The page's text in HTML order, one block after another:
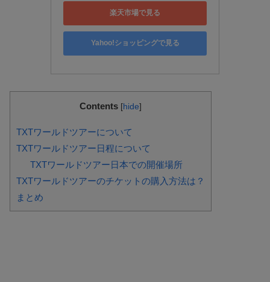
楽天市場で見る
Yahoo!ショッピングで見る
Contents [hide]
TXTワールドツアーについて
TXTワールドツアー日程について
TXTワールドツアー日本での開催場所
TXTワールドツアーのチケットの購入方法は？
まとめ